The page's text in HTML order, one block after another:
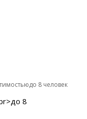
8 человек